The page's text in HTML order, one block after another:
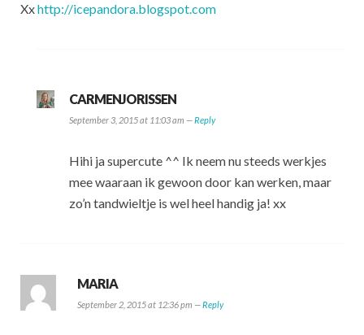
Xxhttp://icepandora.blogspot.com
CARMENJORISSEN
September 3, 2015 at 11:03 am —Reply
Hihi ja supercute ^^ Ik neem nu steeds werkjes
mee waaraan ik gewoon door kan werken, maar
zo’n tandwieltje is wel heel handig ja! xx
MARIA
September 2, 2015 at 12:36 pm —Reply